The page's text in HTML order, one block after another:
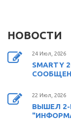
НОВОСТИ
24 Июл, 2026
22 Июл, 2026
ВЫШЕЛ